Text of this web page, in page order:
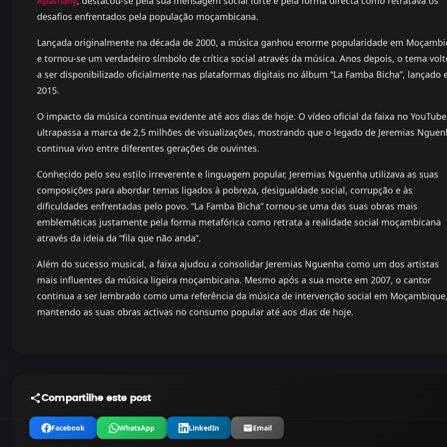
desafios enfrentados pela população moçambicana.
Lançada originalmente na década de 2000, a música ganhou enorme popularidade em
e tornou-se um verdadeiro símbolo de crítica social através da música. Anos depois, o tema
a ser disponibilizado oficialmente nas plataformas digitais no álbum “La Famba Bicha”, lançado
2015.
O impacto da música continua evidente até aos dias de hoje. O vídeo oficial da faixa no
ultrapassa a marca de 2,5 milhões de visualizações, mostrando que o legado de Jeremias
continua vivo entre diferentes gerações de ouvintes.
Conhecido pelo seu estilo irreverente e linguagem popular, Jeremias Nguenha utilizava as suas
composições para abordar temas ligados à pobreza, desigualdade social, corrupção e às
dificuldades enfrentadas pelo povo. “La Famba Bicha” tornou-se uma das suas obras mais
emblemáticas justamente pela forma metafórica como retrata a realidade social moçambicana
através da ideia da “fila que não anda”.
Além do sucesso musical, a faixa ajudou a consolidar Jeremias Nguenha como um dos artistas
mais influentes da música ligeira moçambicana. Mesmo após a sua morte em 2007, o cantor
continua a ser lembrado como uma referência da música de intervenção social em
mantendo as suas obras activas no consumo popular até aos dias de hoje.
Compartilhe este post
Facebook WhatsApp LinkedIn Email